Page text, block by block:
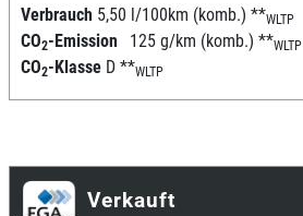
Verbrauch 5,50 l/100km (komb.) **WLTP
CO2-Emission 125 g/km (komb.) **WLTP
CO2-Klasse D **WLTP
Verkauft